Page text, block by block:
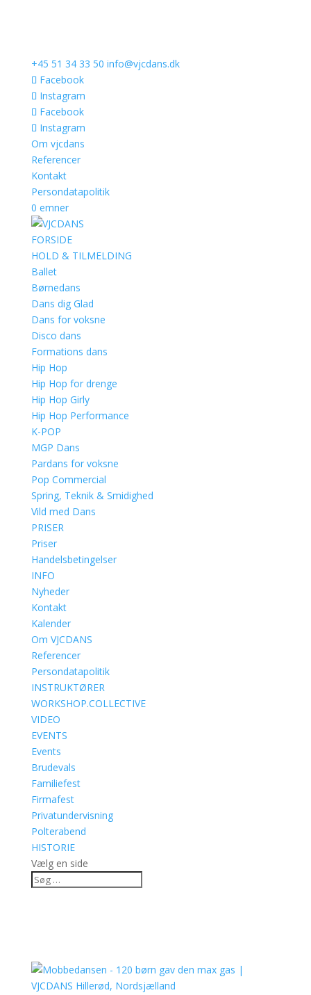
+45 51 34 33 50 info@vjcdans.dk
Facebook
Instagram
Facebook
Instagram
Om vjcdans
Referencer
Kontakt
Persondatapolitik
0 emner
FORSIDE
HOLD & TILMELDING
Ballet
Børnedans
Dans dig Glad
Dans for voksne
Disco dans
Formations dans
Hip Hop
Hip Hop for drenge
Hip Hop Girly
Hip Hop Performance
K-POP
MGP Dans
Pardans for voksne
Pop Commercial
Spring, Teknik & Smidighed
Vild med Dans
PRISER
Priser
Handelsbetingelser
INFO
Nyheder
Kontakt
Kalender
Om VJCDANS
Referencer
Persondatapolitik
INSTRUKTØRER
WORKSHOP.COLLECTIVE
VIDEO
EVENTS
Events
Brudevals
Familiefest
Firmafest
Privatundervisning
Polterabend
HISTORIE
Vælg en side